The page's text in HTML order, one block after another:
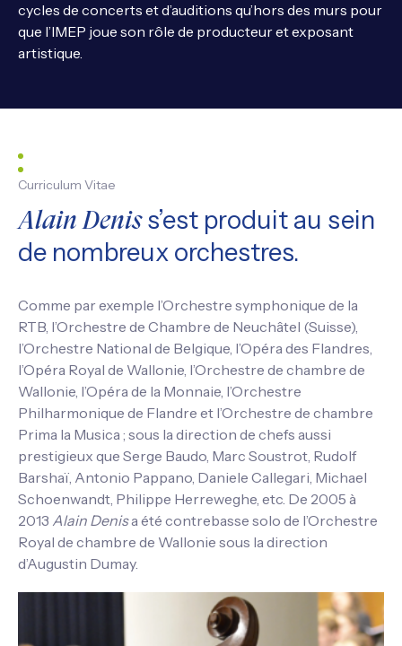
cycles de concerts et d’auditions qu’hors des murs pour
que l’IMEP joue son rôle de producteur et exposant
artistique.
Curriculum Vitae
Alain Deniss’est produit au sein
de nombreux orchestres.
Comme par exemple l’Orchestre symphonique de la
RTB, l’Orchestre de Chambre de Neuchâtel (Suisse),
l’Orchestre National de Belgique, l’Opéra des Flandres,
l’Opéra Royal de Wallonie, l’Orchestre de chambre de
Wallonie, l’Opéra de la Monnaie, l’Orchestre
Philharmonique de Flandre et l’Orchestre de chambre
Prima la Musica ; sous la direction de chefs aussi
prestigieux que Serge Baudo, Marc Soustrot, Rudolf
Barshaï, Antonio Pappano, Daniele Callegari, Michael
Schoenwandt, Philippe Herreweghe, etc. De 2005 à
2013 Alain Denisa été contrebasse solo de l’Orchestre
Royal de chambre de Wallonie sous la direction
d’Augustin Dumay.